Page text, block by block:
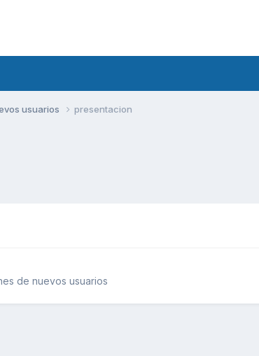
usuarios presentacion
de nuevos usuarios